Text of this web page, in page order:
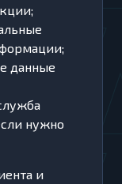
данные
нужно
и